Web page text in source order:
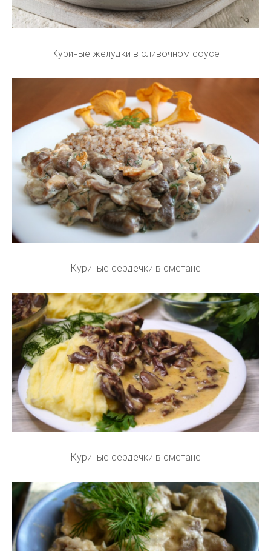
Куриные желудки в сливочном соусе
Куриные сердечки в сметане
Куриные сердечки в сметане